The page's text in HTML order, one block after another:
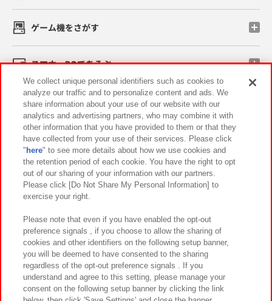
ゲーム機をさがす
スマホ・PCであそぶ
イベント・キャンペーン
関連会社 サステナビリティ サイトポリシー
プライバシーポリシー ウェブアクセシビリティ方針と検証結果
お取引先さまとともに
カスタマーハラスメント対応方針 よくあるご質問・お問い合わせ
We collect unique personal identifiers such as cookies to
analyze our traffic and to personalize content and ads. We
share information about your use of our website with our
analytics and advertising partners, who may combine it with
other information that you have provided to them or that they
have collected from your use of their services. Please click
" here" to see more details about how we use cookies and
the retention period of each cookie. You have the right to opt
out of our sharing of your information with our partners.
Please click [Do Not Share My Personal Information] to
exercise your right.
Please note that even if you have enabled the opt-out
preference signals , if you choose to allow the sharing of
cookies and other identifiers on the following setup banner,
you will be deemed to have consented to the sharing
regardless of the opt-out preference signals . If you
understand and agree to this setting, please manage your
consent on the following setup banner by clicking the link